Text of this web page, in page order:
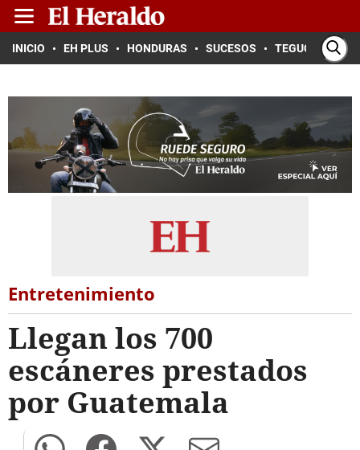
INICIO EH PLUS HONDURAS SUCESOS TEGUCIGALPA
Entretenimiento
Llegan los 700
escáneres prestados
por Guatemala